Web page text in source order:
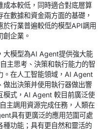
成本較低，同時適合對底層算
數據和資金兩方面的基礎，
行業普遍較低的模型API調用
創企業。
大模型為AI Agent提供強大能
主思考、決策和執行能力的智
。在人工智能領域，AI Agent
做出決策并使用執行器做出響
模式，AI Agent 較目前廣泛使
主調用資源完成任務，人類在
具有更廣泛的應用范圍可處
種功能；具有更自然和靈活的